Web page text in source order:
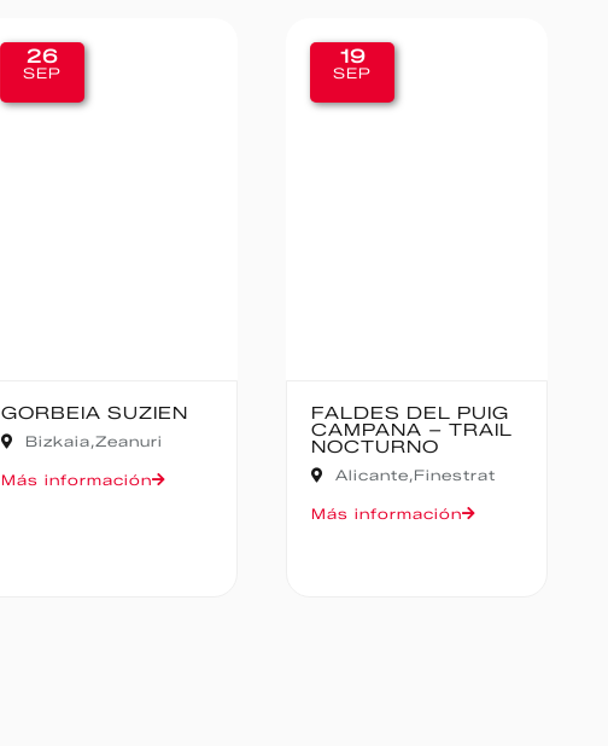
19
SEP
FALDES DEL PUIG
CAMPANA – TRAIL
NOCTURNO
Alicante,Finestrat
11
SEP
CANFRANC-
CANFRANC
Huesca,Canfranc